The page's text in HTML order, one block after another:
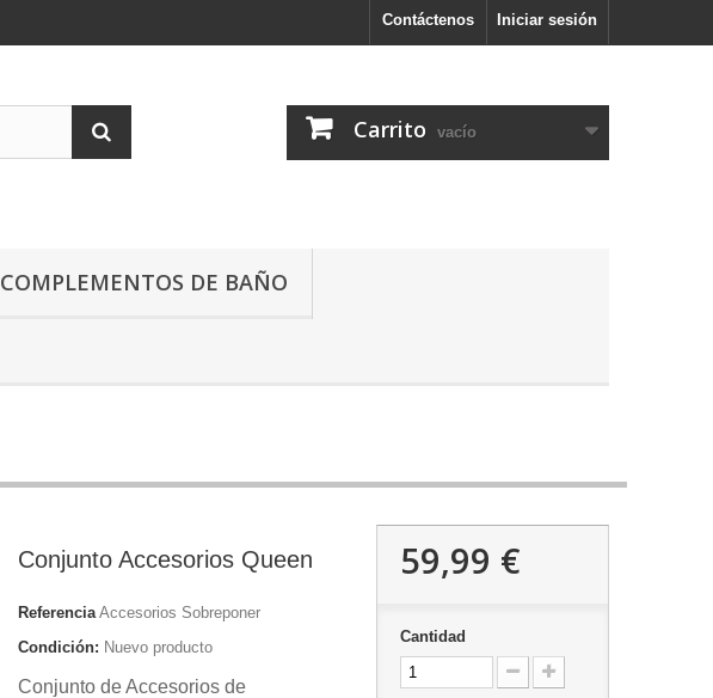
Iniciar sesión
Contáctenos
Carrito vacío
COMPLEMENTOS DE BAÑO
Conjunto Accesorios Queen
Referencia Accesorios Sobreponer
Condición: Nuevo producto
Conjunto de Accesorios de
59,99 €
Cantidad